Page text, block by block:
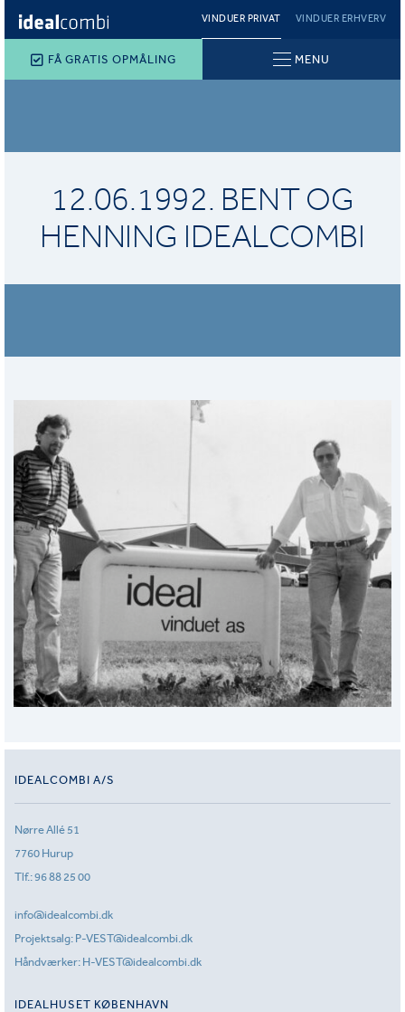
VINDUER PRIVAT VINDUER ERHVERV
FÅ GRATIS OPMÅLING MENU
12.06.1992. BENT OG
HENNING IDEALCOMBI
IDEALCOMBI A/S
Nørre Allé 51
7760 Hurup
Tlf.:96 88 25 00
info@idealcombi.dk
Projektsalg: P-VEST@idealcombi.dk
Håndværker: H-VEST@idealcombi.dk
IDEALHUSET KØBENHAVN